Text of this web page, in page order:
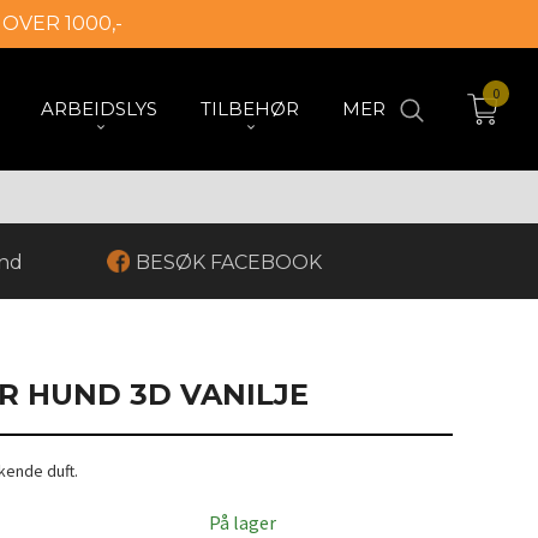
1000,-
ARBEIDSLYS TILBEHØR MER
0
BESØK FACEBOOK
HUND 3D VANILJE
duft.
På lager